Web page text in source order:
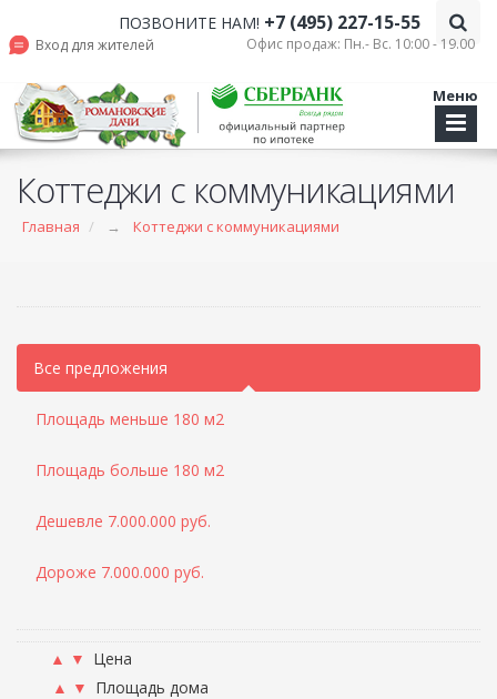
Офис продаж: Пн.- Вс. 10:00 - 19.00
Вход для жителей
ПОЗВОНИТЕ НАМ! +7 (495) 227-15-55
Меню
Коттеджи с коммуникациями
Главная → Коттеджи с коммуникациями
Все предложения
Площадь меньше 180 м2
Площадь больше 180 м2
Дешевле 7.000.000 руб.
Дороже 7.000.000 руб.
Цена
▲ ▼
Площадь дома
▲ ▼